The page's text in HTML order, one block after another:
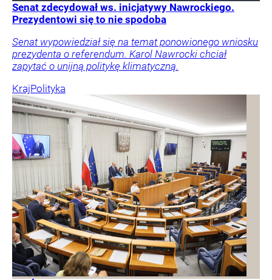
Senat zdecydował ws. inicjatywy Nawrockiego.
Prezydentowi się to nie spodoba
Senat wypowiedział się na temat ponowionego wniosku
prezydenta o referendum. Karol Nawrocki chciał
zapytać o unijną politykę klimatyczną.
KrajPolityka